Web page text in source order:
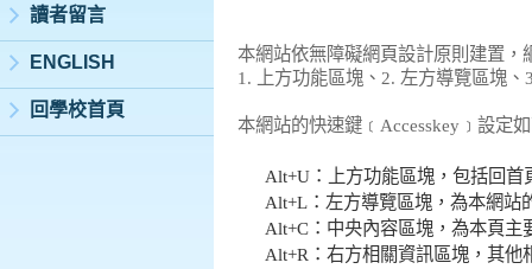
讀者留言
ENGLISH
回學校首頁
本網站依無障礙網頁設計原則建置，
1. 上方功能區塊、2. 左方導覽區塊
本網站的快速鍵﹝Accesskey﹞設定
Alt+U：上方功能區塊，包括回
Alt+L：左方導覽區塊，為本網站
Alt+C：中央內容區塊，為本頁主
Alt+R：右方相關資訊區塊，其他